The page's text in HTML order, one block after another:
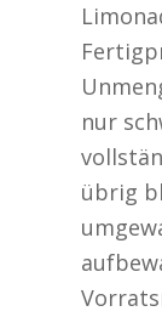
nur
übrig